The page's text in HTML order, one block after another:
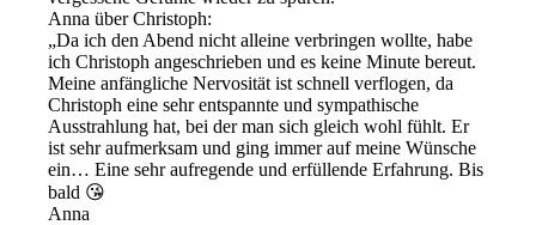
Anna über Christoph:
Da ich den Abend nicht alleine verbringen wollte, habe
ich Christoph angeschrieben und es keine Minute bereut.
Meine anfängliche Nervosität ist schnell verflogen, da
Christoph eine sehr entspannte und sympathische
Ausstrahlung hat, bei der man sich gleich wohl fühlt. Er
ist sehr aufmerksam und ging immer auf meine Wünsche
ein… Eine sehr aufregende und erfüllende Erfahrung. Bis
bald 😘
Anna